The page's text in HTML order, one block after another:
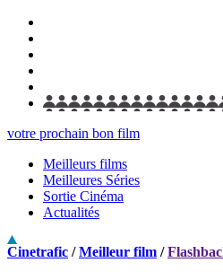
votre prochain bon film
Meilleurs films
Meilleures Séries
Sortie Cinéma
Actualités
Cinetrafic /Meilleur film /